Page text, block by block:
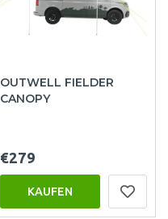
OUTWELL FIELDER
CANOPY
€279
KAUFEN